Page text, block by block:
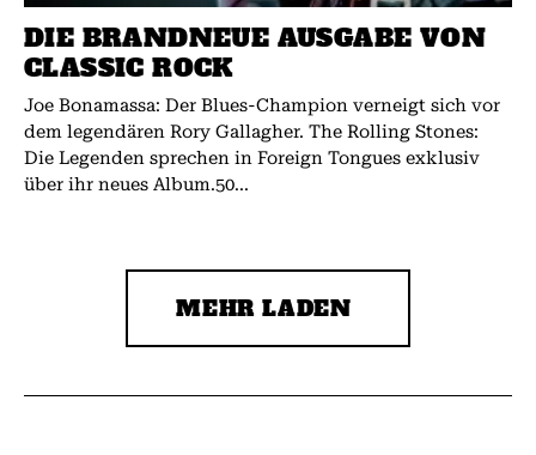
DIE BRANDNEUE AUSGABE VON
CLASSIC ROCK
Joe Bonamassa: Der Blues-Champion verneigt sich vor
dem legendären Rory Gallagher. The Rolling Stones:
Die Legenden sprechen in Foreign Tongues exklusiv
über ihr neues Album.50...
MEHR LADEN